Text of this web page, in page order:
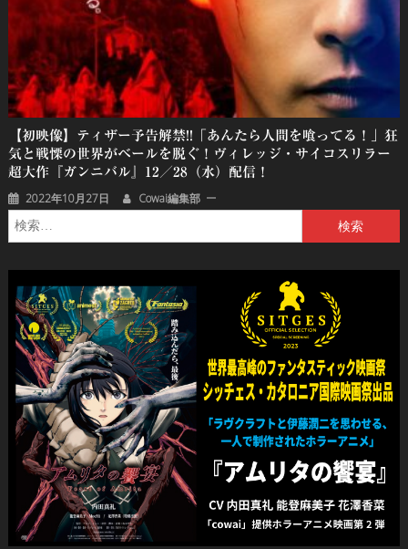
【初映像】ティザー予告解禁!!「あんたら人間を喰ってる！」狂
気と戦慄の世界がベールを脱ぐ！ヴィレッジ・サイコスリラー
超大作『ガンニバル』12／28（水）配信！
2022年10月27日 Cowai編集部
索: